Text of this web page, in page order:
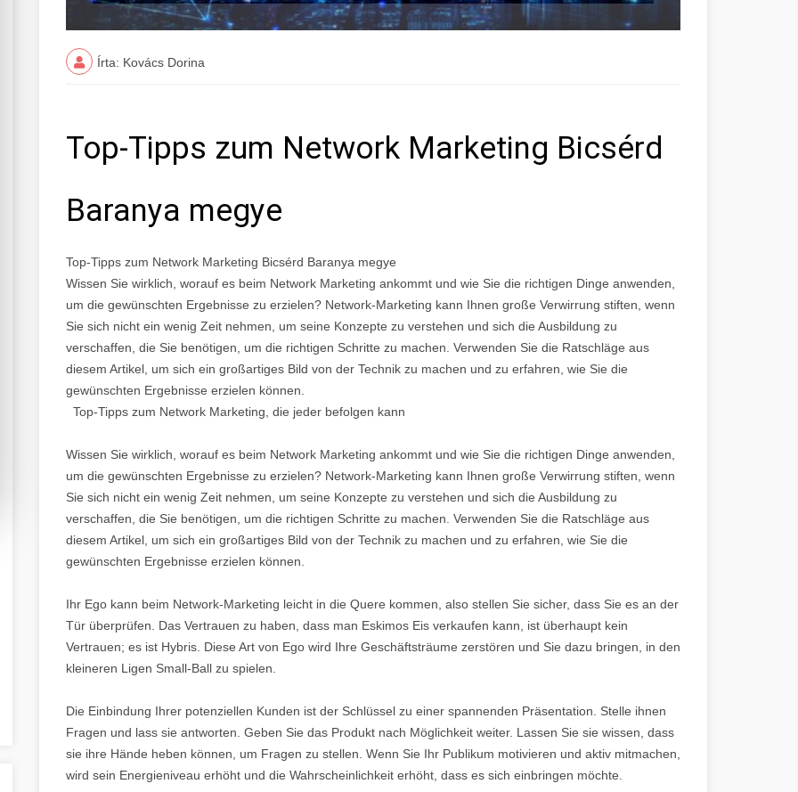
Írta: Kovács Dorina
Top-Tipps zum Network Marketing Bicsérd
Baranya megye
Top-Tipps zum Network Marketing Bicsérd Baranya megye
Wissen Sie wirklich, worauf es beim Network Marketing ankommt und wie Sie die richtigen Dinge anwenden,
um die gewünschten Ergebnisse zu erzielen? Network-Marketing kann Ihnen große Verwirrung stiften, wenn
Sie sich nicht ein wenig Zeit nehmen, um seine Konzepte zu verstehen und sich die Ausbildung zu
verschaffen, die Sie benötigen, um die richtigen Schritte zu machen. Verwenden Sie die Ratschläge aus
diesem Artikel, um sich ein großartiges Bild von der Technik zu machen und zu erfahren, wie Sie die
gewünschten Ergebnisse erzielen können.
Top-Tipps zum Network Marketing, die jeder befolgen kann
Wissen Sie wirklich, worauf es beim Network Marketing ankommt und wie Sie die richtigen Dinge anwenden,
um die gewünschten Ergebnisse zu erzielen? Network-Marketing kann Ihnen große Verwirrung stiften, wenn
Sie sich nicht ein wenig Zeit nehmen, um seine Konzepte zu verstehen und sich die Ausbildung zu
verschaffen, die Sie benötigen, um die richtigen Schritte zu machen. Verwenden Sie die Ratschläge aus
diesem Artikel, um sich ein großartiges Bild von der Technik zu machen und zu erfahren, wie Sie die
gewünschten Ergebnisse erzielen können.
Ihr Ego kann beim Network-Marketing leicht in die Quere kommen, also stellen Sie sicher, dass Sie es an der
Tür überprüfen. Das Vertrauen zu haben, dass man Eskimos Eis verkaufen kann, ist überhaupt kein
Vertrauen; es ist Hybris. Diese Art von Ego wird Ihre Geschäftsträume zerstören und Sie dazu bringen, in den
kleineren Ligen Small-Ball zu spielen.
Die Einbindung Ihrer potenziellen Kunden ist der Schlüssel zu einer spannenden Präsentation. Stelle ihnen
Fragen und lass sie antworten. Geben Sie das Produkt nach Möglichkeit weiter. Lassen Sie sie wissen, dass
sie ihre Hände heben können, um Fragen zu stellen. Wenn Sie Ihr Publikum motivieren und aktiv mitmachen,
wird sein Energieniveau erhöht und die Wahrscheinlichkeit erhöht, dass es sich einbringen möchte.